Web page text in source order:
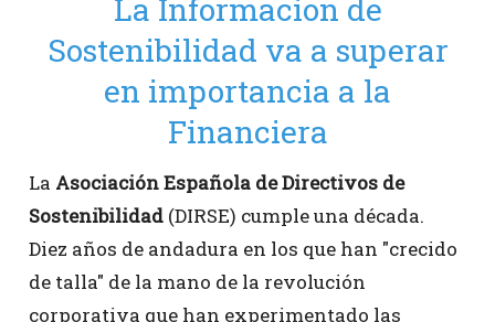
La Informacion de
Sostenibilidad va a superar
en importancia a la
Financiera
La Asociación Española de Directivos de
Sostenibilidad (DIRSE) cumple una década.
Diez años de andadura en los que han "crecido
de talla" de la mano de la revolución
corporativa que han experimentado las